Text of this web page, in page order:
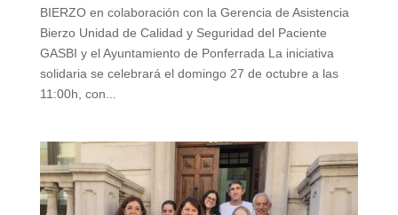
BIERZO en colaboración con la Gerencia de Asistencia
Bierzo Unidad de Calidad y Seguridad del Paciente
GASBI y el Ayuntamiento de Ponferrada La iniciativa
solidaria se celebrará el domingo 27 de octubre a las
11:00h, con...